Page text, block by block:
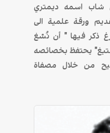
شاب اسمه ديمتري
(1864 – 1920) بتقديم ورقة علمية الى
ذكر فيها " أن نُسْغ
يحتفظ بخصائصه
من خلال مصفاة